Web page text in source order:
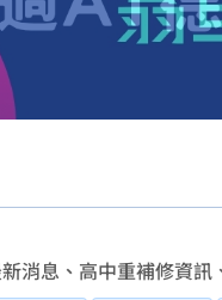
消息、高中重補修資